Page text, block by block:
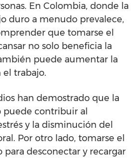
En Colombia, donde la
duro a menudo prevalece,
que tomarse el
no solo beneficia la
puede aumentar la
trabajo.
han demostrado que la
puede contribuir al
y la disminución del
Por otro lado, tomarse el
desconectar y recargar